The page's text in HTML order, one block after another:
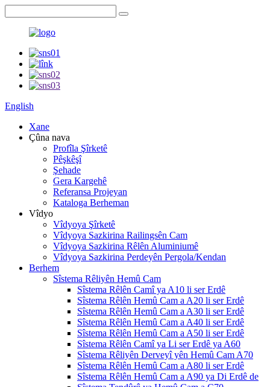
English
Xane
Çûna nava
Profîla Şîrketê
Pêşkêşî
Şehade
Gera Kargehê
Referansa Projeyan
Kataloga Berheman
Vîdyo
Vîdyoya Şîrketê
Vîdyoya Sazkirina Railingsên Cam
Vîdyoya Sazkirina Rêlên Aluminiumê
Vîdyoya Sazkirina Perdeyên Pergola/Kendan
Berhem
Sîstema Rêliyên Hemû Cam
Sîstema Rêlên Camî ya A10 li ser Erdê
Sîstema Rêlên Hemû Cam a A20 li ser Erdê
Sîstema Rêlên Hemû Cam a A30 li ser Erdê
Sîstema Rêlên Hemû Cam a A40 li ser Erdê
Sîstema Rêlên Hemû Cam a A50 li ser Erdê
Sîstema Rêlên Camî ya Li ser Erdê ya A60
Sîstema Rêliyên Derveyî yên Hemû Cam A70
Sîstema Rêlên Hemû Cam a A80 li ser Erdê
Sîstema Rêlên Hemû Cam a A90 ya Di Erdê de